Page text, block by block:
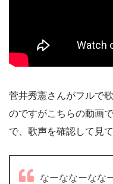
菅井秀憲さんがフルで
のですがこちらの動画
で、歌声を確認して見
なーななーなな